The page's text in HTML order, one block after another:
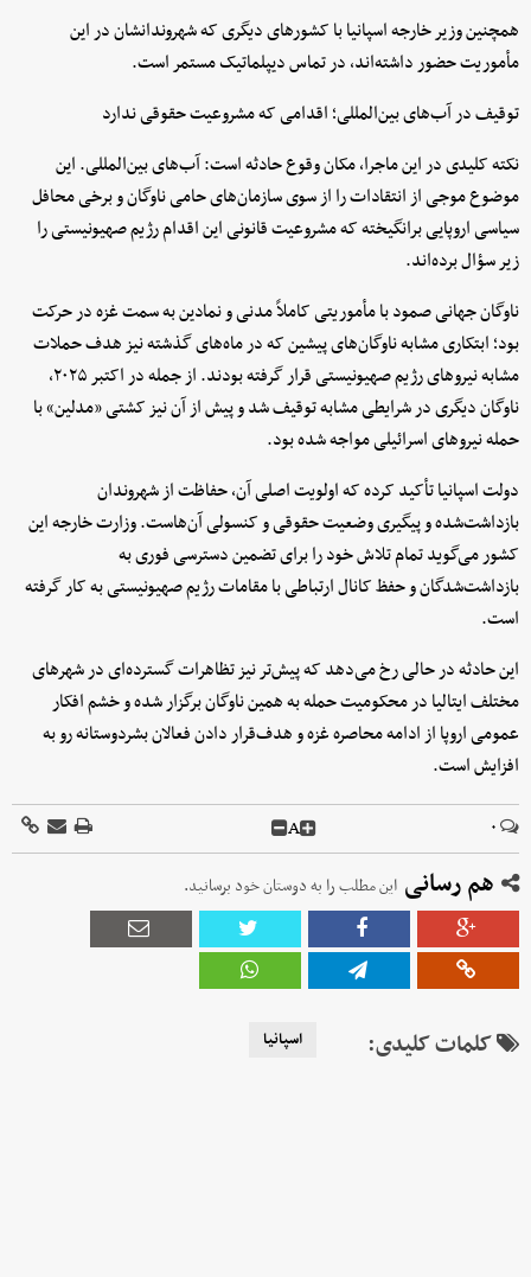
همچنین وزیر خارجه اسپانیا با کشورهای دیگری که شهروندانشان در این
مأموریت حضور داشته‌اند، در تماس دیپلماتیک مستمر است.
توقیف در آب‌های بین‌المللی؛ اقدامی که مشروعیت حقوقی ندارد
نکته کلیدی در این ماجرا، مکان وقوع حادثه است: آب‌های بین‌المللی. این
موضوع موجی از انتقادات را از سوی سازمان‌های حامی ناوگان و برخی محافل
سیاسی اروپایی برانگیخته که مشروعیت قانونی این اقدام رژیم صهیونیستی را
زیر سؤال برده‌اند.
ناوگان جهانی صمود با مأموریتی کاملاً مدنی و نمادین به سمت غزه در حرکت
بود؛ ابتکاری مشابه ناوگان‌های پیشین که در ماه‌های گذشته نیز هدف حملات
مشابه نیروهای رژیم صهیونیستی قرار گرفته بودند. از جمله در اکتبر ۲۰۲۵،
ناوگان دیگری در شرایطی مشابه توقیف شد و پیش از آن نیز کشتی «مدلین» با
حمله نیروهای اسرائیلی مواجه شده بود.
دولت اسپانیا تأکید کرده که اولویت اصلی آن، حفاظت از شهروندان
بازداشت‌شده و پیگیری وضعیت حقوقی و کنسولی آن‌هاست. وزارت خارجه این
کشور می‌گوید تمام تلاش خود را برای تضمین دسترسی فوری به
بازداشت‌شدگان و حفظ کانال ارتباطی با مقامات رژیم صهیونیستی به کار گرفته
است.
این حادثه در حالی رخ می‌دهد که پیش‌تر نیز تظاهرات گسترده‌ای در شهرهای
مختلف ایتالیا در محکومیت حمله به همین ناوگان برگزار شده و خشم افکار
عمومی اروپا از ادامه محاصره غزه و هدف‌قرار دادن فعالان بشردوستانه رو به
افزایش است.
۰ A
هم رسانی این مطلب را به دوستان خود برسانید.
کلمات کلیدی: اسپانیا